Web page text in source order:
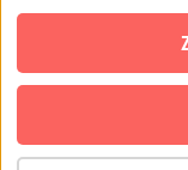
Pogrzeb
Społeczność
Kultura
©
technologii do celów
zgodę na ich stosowanie
możliwość zmiany swoich
do której link znajdziesz
cookie wykorzystywane